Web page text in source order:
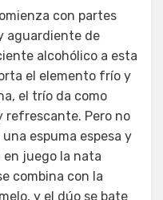
con partes
aguardiente de
alcohólico a esta
el elemento frío y
el trío da como
refrescante. Pero no
espuma espesa y
en juego la nata
combina con la
y el dúo se bate